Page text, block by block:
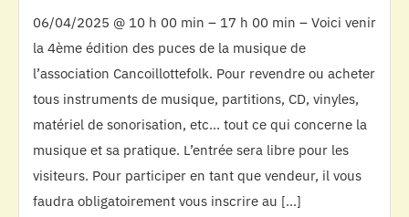
06/04/2025 @ 10 h 00 min – 17 h 00 min – Voici venir
la 4ème édition des puces de la musique de
l’association Cancoillottefolk. Pour revendre ou acheter
tous instruments de musique, partitions, CD, vinyles,
matériel de sonorisation, etc… tout ce qui concerne la
musique et sa pratique. L’entrée sera libre pour les
visiteurs. Pour participer en tant que vendeur, il vous
faudra obligatoirement vous inscrire au […]